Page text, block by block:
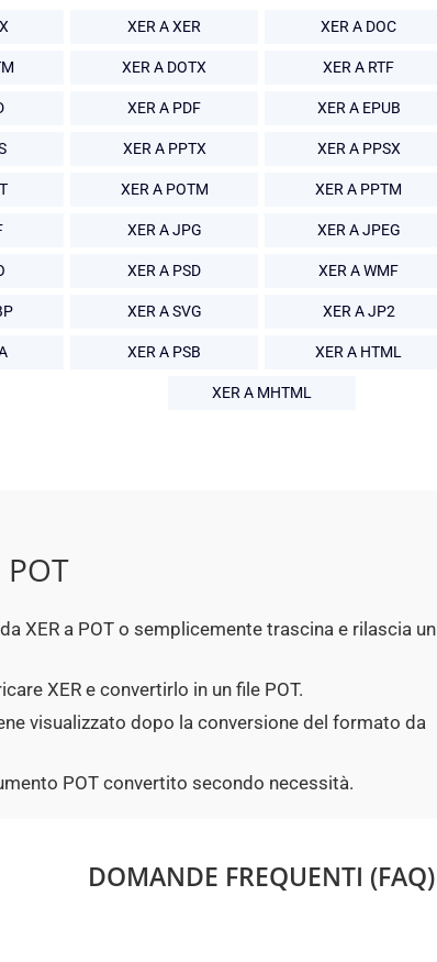
XER A XER XER A DOC
XER A DOTX XER A RTF
XER A PDF XER A EPUB
XER A PPTX XER A PPSX
XER A POTM XER A PPTM
XER A JPG XER A JPEG
XER A PSD XER A WMF
XER A SVG XER A JP2
XER A PSB XER A HTML
XER A MHTML
XER a POT o semplicemente trascina e rilascia un
XER e convertirlo in un file POT.
visualizzato dopo la conversione del formato da
POT convertito secondo necessità.
DOMANDE FREQUENTI (FAQ)